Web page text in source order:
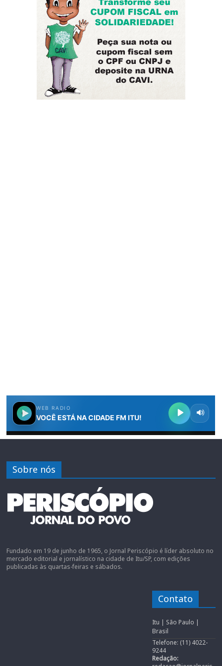
Sobre nós
Fundado em 19 de junho de 1965, o Jornal Periscópio é líder absoluto no
mercado editorial e jornalístico na cidade de Itu/SP, com edições
publicadas às quartas-feiras e sábados.
Contato
Itu | São Paulo |
Brasil
Telefone: (11) 4022-
9244
Redação: